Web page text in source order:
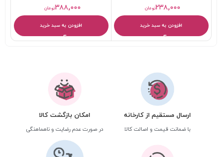
تومان۲۳۸,۰۰۰
افزودن به سبد خرید
تومان۳۸۸,۰۰۰
افزودن به سبد خرید
ارسال مستقیم از کارخانه
با ضمانت قیمت و اصالت کالا
امکان بازگشت کالا
در صورت عدم رضایت و ناهماهنگی